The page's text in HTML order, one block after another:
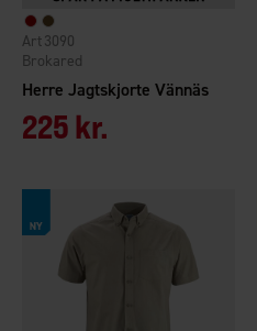
Herre Jagtskjorte Vännäs
Brokared
3090
225 kr.